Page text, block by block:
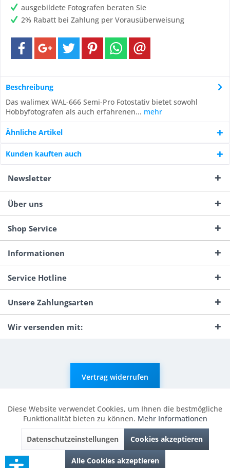
ausgebildete Fotografen beraten Sie
2% Rabatt bei Zahlung per Vorausüberweisung
Beschreibung
Das walimex WAL-666 Semi-Pro Fotostativ bietet sowohl
Hobbyfotografen als auch erfahrenen... mehr
Ähnliche Artikel
Kunden kauften auch
Newsletter
Über uns
Shop Service
Informationen
Service Hotline
Unsere Zahlungsarten
Wir versenden mit:
Vertrag widerrufen
Nachnahmegebühren, wenn nicht anders beschrieben.
Durchgestrichene Preise entsprechen dem niedrigsten Verkaufspreis
der letzten 30 Tage. ** Preise beziehen sich auf einen einmal
geforderten Verkaufspreis. UVP: Unverbindliche Preisempfehlung des
Herstellers.
© 2026 Digitale Fotografien | Entwicklung & Support byPro-Webs.de
Funktionale Aktiv
Marketing Inaktiv
Diese Website verwendet Cookies, um Ihnen die bestmögliche
Funktionalität bieten zu können. Mehr Informationen
Datenschutzeinstellungen Cookies akzeptieren
Alle Cookies akzeptieren